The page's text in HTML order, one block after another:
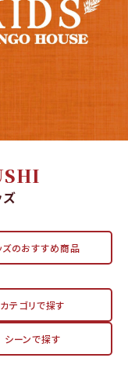
ズ
ズのおすすめ商品
カテゴリで探す
シーンで探す